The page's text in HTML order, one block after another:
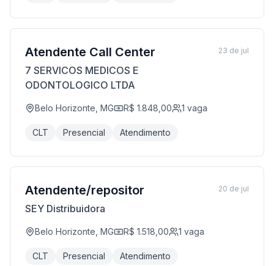
Atendente Call Center
7 SERVICOS MEDICOS E
ODONTOLOGICO LTDA
Belo Horizonte, MG R$ 1.848,00 1 vaga
CLT Presencial Atendimento
23 de jul
Atendente/repositor
SEY Distribuidora
Belo Horizonte, MG R$ 1.518,00 1 vaga
CLT Presencial Atendimento
20 de jul